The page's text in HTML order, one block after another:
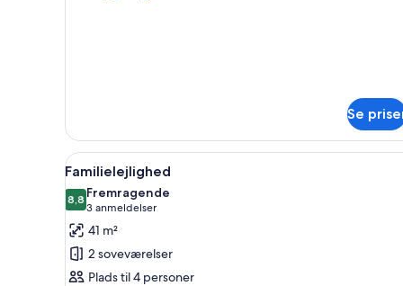
Se
Indlæs
alle
billeder
af
Familielejlighed
Et kompakt køkken med
6
Familielejlighed
8,88,8 ud af 10
Fremragende
3 anmeldelser
(3
anmeldelser)
41 m²
2 soveværelser
Plads til 4 personer